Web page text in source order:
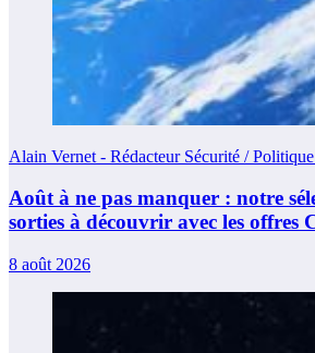
Alain Vernet - Rédacteur Sécurité /
Août à ne pas manquer : notre
sorties à découvrir avec les offres
8 août 2026